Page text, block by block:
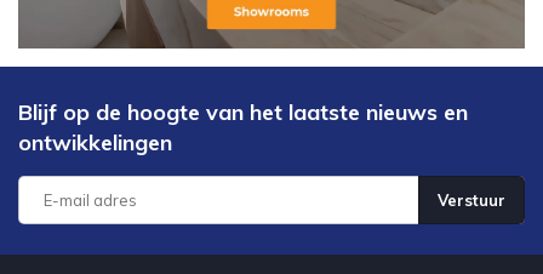
Blijf op de hoogte van het laatste nieuws en
ontwikkelingen
Verstuur